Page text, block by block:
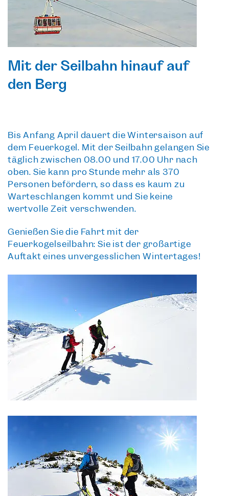
Mit der Seilbahn hinauf auf
den Berg
Bis Anfang April dauert die Wintersaison auf
dem Feuerkogel. Mit der Seilbahngelangen Sie
täglich zwischen 08.00 und 17.00 Uhr nach
oben. Sie kann pro Stunde mehr als 370
Personen befördern, so dass es kaum zu
Warteschlangen kommt und Sie keine
wertvolle Zeit verschwenden.
Genießen Sie die Fahrt mit der
Feuerkogelseilbahn: Sie ist der großartige
Auftakt eines unvergesslichen Wintertages!